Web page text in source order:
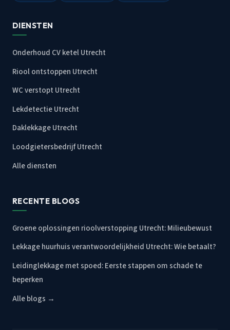
DIENSTEN
Onderhoud CV ketel Utrecht
Riool ontstoppen Utrecht
WC verstopt Utrecht
Lekdetectie Utrecht
Daklekkage Utrecht
Loodgietersbedrijf Utrecht
Alle diensten
RECENTE BLOGS
Groene oplossingen rioolverstopping Utrecht: Milieubewust
Lekkage huurhuis verantwoordelijkheid Utrecht: Wie betaalt?
Leidinglekkage met spoed: Eerste stappen om schade te
beperken
Alle blogs →